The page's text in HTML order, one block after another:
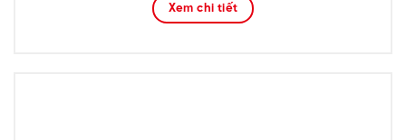
Xem chi tiết